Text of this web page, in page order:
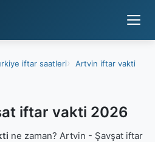
iftar saatleri
Artvin iftar vakti
iftar vakti 2026
ne zaman? Artvin - Şavşat iftar